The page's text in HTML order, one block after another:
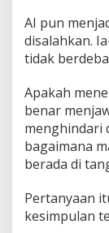
AI pun
disalahkan.
tidak
Apakah
benar
menghindari
bagaimana
berada di
Pertanyaan
kesimpulan